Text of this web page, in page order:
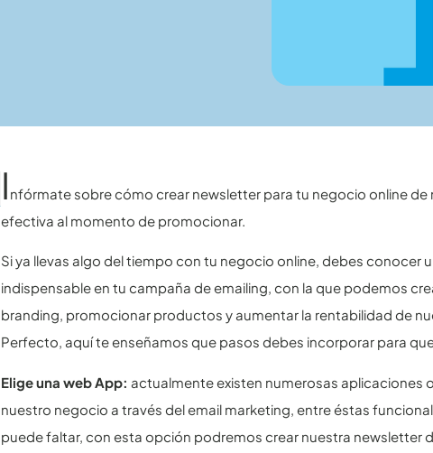
I nfórmate sobre cómo crear newsletter para tu negocio online
efectiva al momento de promocionar.
Si ya llevas algo del tiempo con tu negocio online, debes
indispensable en tu campaña de emailing, con la que podemos
branding, promocionar productos y aumentar la rentabilidad de
Perfecto, aquí te enseñamos que pasos debes incorporar para
Elige una web App: actualmente existen numerosas aplicaciones
nuestro negocio a través del email marketing, entre éstas
puede faltar, con esta opción podremos crear nuestra newsletter